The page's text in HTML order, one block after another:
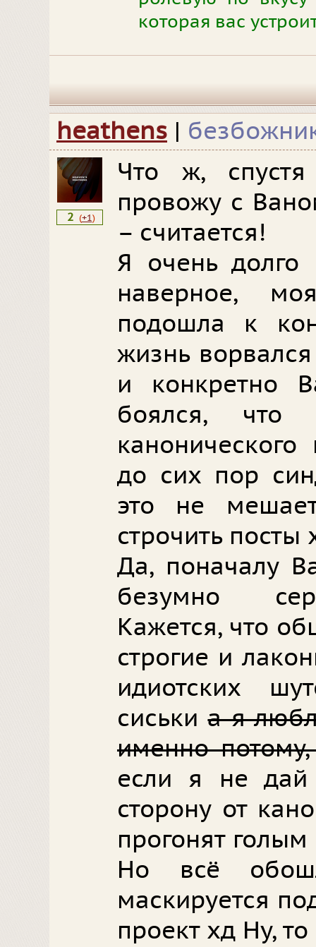
которая вас
heathens |
2 (+1)
Что ж,
провожу с
– считается!
Я очень долго
наверное,
подошла к
жизнь
и конкретно
боялся, что
до сих пор
это не
строчить посты
Да, поначалу
безумно
Кажется, что
строгие и
идиотских
сиськиа я
именно
если я не
сторону от
прогонят
Но всё
маскируется
проект хд Ну,